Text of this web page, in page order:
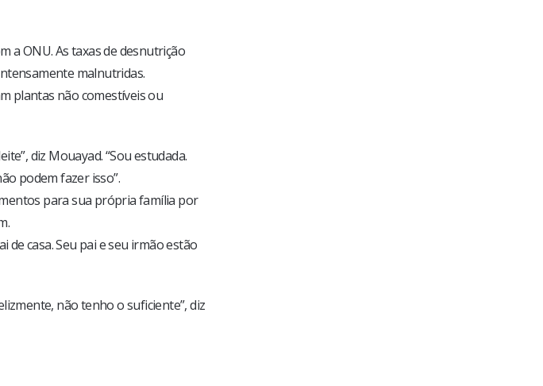
a ONU. As taxas de desnutrição
malnutridas.
plantas não comestíveis ou
diz Mouayad. “Sou estudada.
podem fazer isso”.
para sua própria família por
casa. Seu pai e seu irmão estão
não tenho o suficiente”, diz